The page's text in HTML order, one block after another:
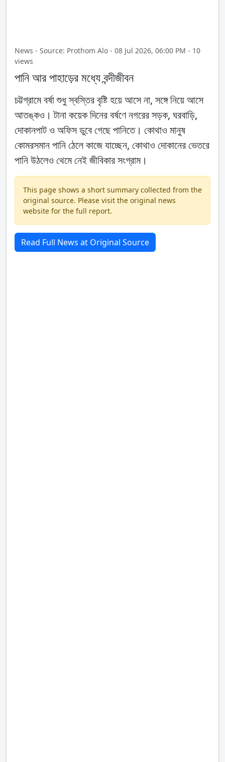
News - Source: Prothom Alo - 08 Jul 2026, 06:00 PM - 10
views
পানি আর পাহাড়ের মধ্যে বন্দীজীবন
চট্টগ্রামে বর্ষা শুধু স্বস্তির বৃষ্টি হয়ে আসে না, সঙ্গে নিয়ে আসে
আতঙ্কও। টানা কয়েক দিনের বর্ষণে নগরের সড়ক, ঘরবাড়ি,
দোকানপাট ও অফিস ডুবে গেছে পানিতে। কোথাও মানুষ
কোমরসমান পানি ঠেলে কাজে যাচ্ছেন, কোথাও দোকানের ভেতরে
পানি উঠলেও থেমে নেই জীবিকার সংগ্রাম।
This page shows a short summary collected from the
original source. Please visit the original news
website for the full report.
Read Full News at Original Source